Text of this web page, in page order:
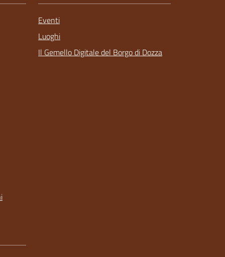
Eventi
Luoghi
Il Gemello Digitale del Borgo di Dozza